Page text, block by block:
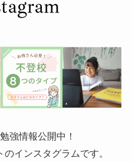
強情報公開中！
インスタグラムです。